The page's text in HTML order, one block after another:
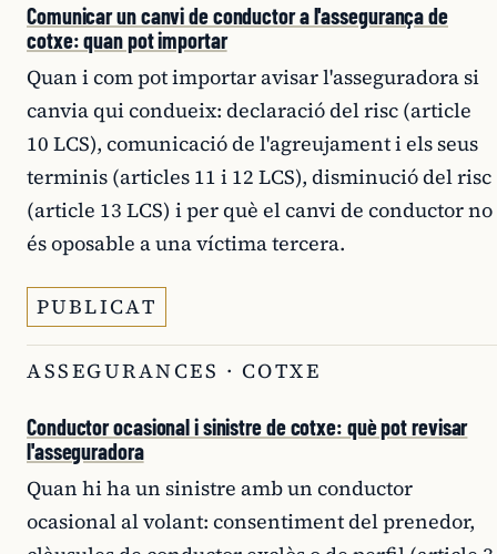
Comunicar un canvi de conductor a l'assegurança de
cotxe: quan pot importar
Quan i com pot importar avisar l'asseguradora si
canvia qui condueix: declaració del risc (article
10 LCS), comunicació de l'agreujament i els seus
terminis (articles 11 i 12 LCS), disminució del risc
(article 13 LCS) i per què el canvi de conductor no
és oposable a una víctima tercera.
PUBLICAT
ASSEGURANCES · COTXE
Conductor ocasional i sinistre de cotxe: què pot revisar
l'asseguradora
Quan hi ha un sinistre amb un conductor
ocasional al volant: consentiment del prenedor,